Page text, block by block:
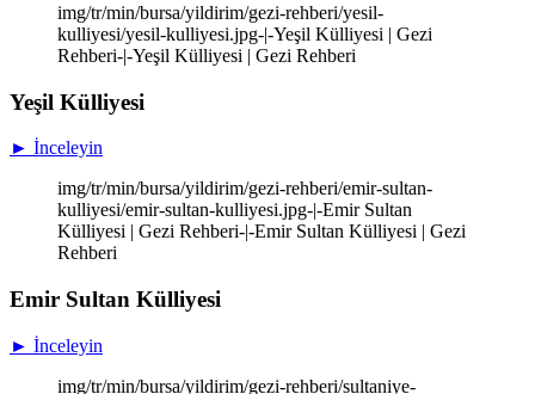
img/tr/min/bursa/yildirim/gezi-rehberi/yesil-
kulliyesi/yesil-kulliyesi.jpg-|-Yeşil Külliyesi | Gezi
Rehberi-|-Yeşil Külliyesi | Gezi Rehberi
Yeşil Külliyesi
► İnceleyin
img/tr/min/bursa/yildirim/gezi-rehberi/emir-sultan-
kulliyesi/emir-sultan-kulliyesi.jpg-|-Emir Sultan
Külliyesi | Gezi Rehberi-|-Emir Sultan Külliyesi | Gezi
Rehberi
Emir Sultan Külliyesi
► İnceleyin
img/tr/min/bursa/yildirim/gezi-rehberi/sultaniye-